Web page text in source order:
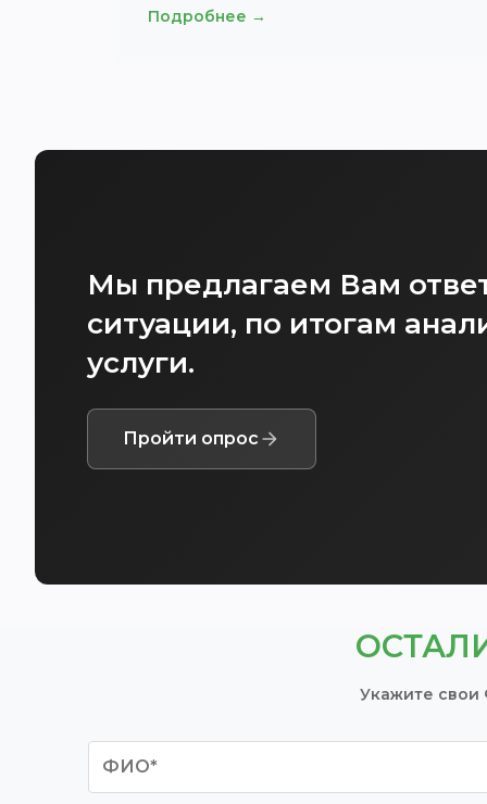
Подробнее →
Мы предлагаем Вам
ситуации, по итогам
услуги.
Пройти опрос
Укажите свои